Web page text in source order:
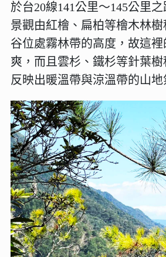
於台20線141公里～145公里
景觀由紅檜、扁柏等檜木林
谷位處霧林帶的高度，故這
爽，而且雲杉、鐵杉等針葉樹
反映出暖溫帶與涼溫帶的山地